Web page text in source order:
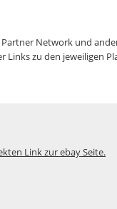
Network und
zu den jeweiligen
Link zur ebay Seite.